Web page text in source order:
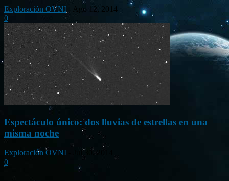
Exploración OVNI
Ago 12, 2014
0
Espectáculo único: dos lluvias de estrellas en una
misma noche
Exploración OVNI
Jul 30, 2014
0